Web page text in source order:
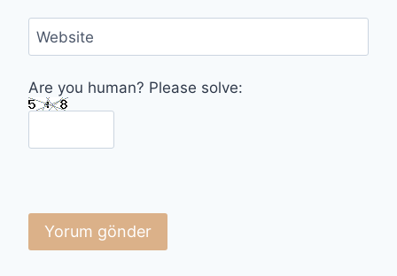
Website
Are you human? Please solve: